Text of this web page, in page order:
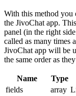
With this method you
the JivoChat app.
panel (in the right
called as many times
JivoChat app will be
the same order as
Name Type
fields
array